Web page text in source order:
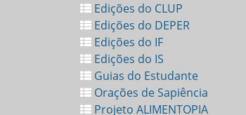
Edições do CLUP
Edições do DEPER
Edições do IF
Edições do IS
Guias do Estudante
Orações de Sapiência
Projeto ALIMENTOPIA